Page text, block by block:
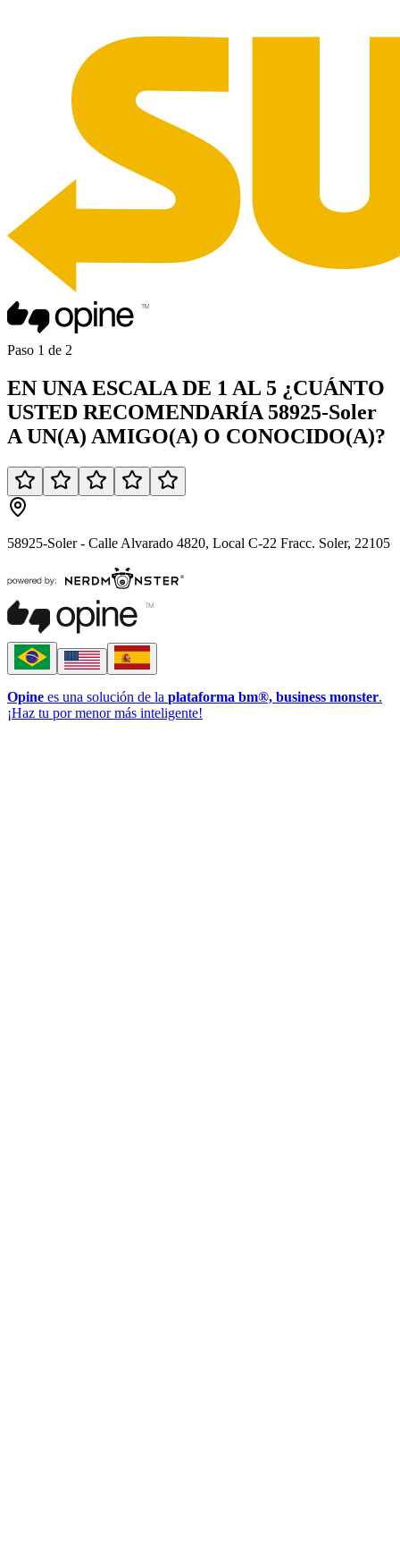
Paso 1 de 2
EN UNA ESCALA DE 1 AL 5 ¿CUÁNTO
USTED RECOMENDARÍA 58925-Soler
A UN(A) AMIGO(A) O CONOCIDO(A)?
58925-Soler - Calle Alvarado 4820, Local C-22 Fracc. Soler, 22105
Opine es una solución de la plataforma bm®, business monster.
¡Haz tu por menor más inteligente!